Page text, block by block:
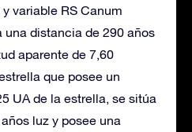
variable RS Canum
una distancia de 290 años
aparente de 7,60
que posee un
UA de la estrella, se sitúa
luz y posee una